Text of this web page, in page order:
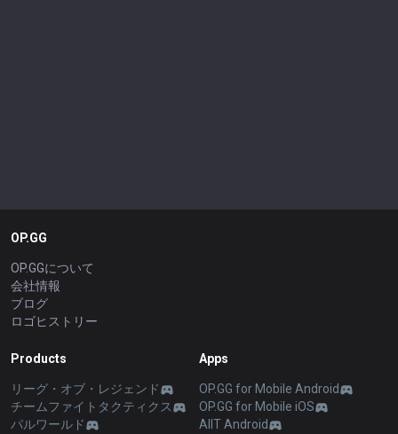
OP.GG
OP.GGについて
会社情報
ブログ
ロゴヒストリー
Products
リーグ・オブ・レジェンド
チームファイトタクティクス
パルワールド
Apps
OP.GG for Mobile Android
OP.GG for Mobile iOS
AllT Android